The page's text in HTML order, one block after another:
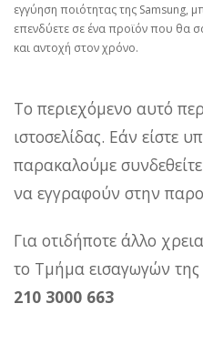
εγγύηση ποιότητας της Samsung,
επενδύετε σε ένα προϊόν που θα
και αντοχή στον χρόνο.
Το περιεχόμενο αυτό
ιστοσελίδας. Εάν είστε
παρακαλούμε
να εγγραφούν στην
Για οτιδήποτε άλλο
το Τμήμα εισαγωγών της
210 3000 663